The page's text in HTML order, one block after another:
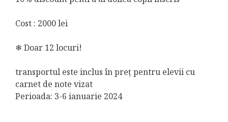
Cost : 2000 lei
❄ Doar 12 locuri!
transportul este inclus în preț pentru elevii cu
carnet de note vizat
Perioada: 3-6 ianuarie 2024